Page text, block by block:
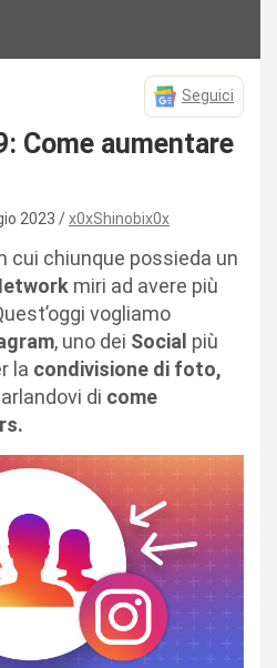
Seguici
Come aumentare
2023 x0xShinobix0x
cui chiunque possieda un
miri ad avere più
vogliamo
, uno dei Social più
la condivisione di foto,
di come